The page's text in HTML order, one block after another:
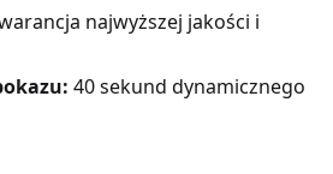
najwyższej jakości i
40 sekund dynamicznego